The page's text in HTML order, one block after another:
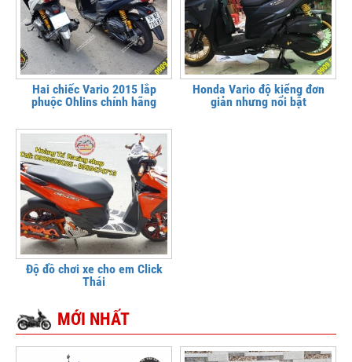
Hai chiếc Vario 2015 lắp
phuộc Ohlins chính hãng
Honda Vario độ kiểng đơn
giản nhưng nổi bật
Độ đồ chơi xe cho em Click
Thái
MỚI NHẤT